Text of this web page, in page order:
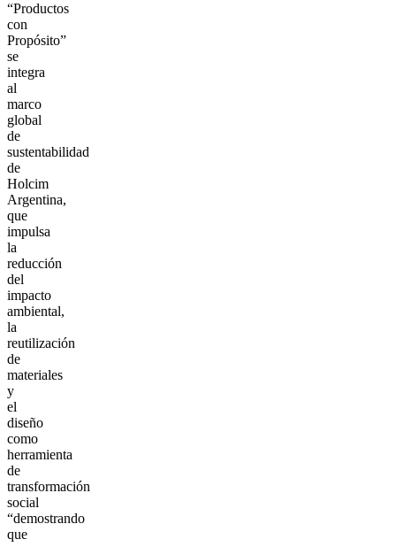
“Productos
con
Propósito”
se
integra
al
marco
global
de
sustentabilidad
de
Holcim
Argentina,
que
impulsa
la
reducción
del
impacto
ambiental,
la
reutilización
de
materiales
y
el
diseño
como
herramienta
de
transformación
social
“demostrando
que